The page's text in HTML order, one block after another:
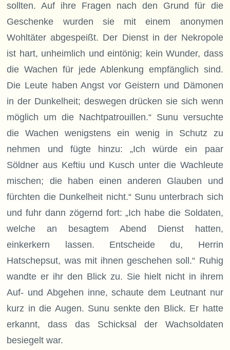
sollten. Auf ihre Fragen nach den Grund für die
Geschenke wurden sie mit einem anonymen
Wohltäter abgespeißt. Der Dienst in der Nekropole
ist hart, unheimlich und eintönig; kein Wunder, dass
die Wachen für jede Ablenkung empfänglich sind.
Die Leute haben Angst vor Geistern und Dämonen
in der Dunkelheit; deswegen drücken sie sich wenn
möglich um die Nachtpatrouillen.“ Sunu versuchte
die Wachen wenigstens ein wenig in Schutz zu
nehmen und fügte hinzu: „Ich würde ein paar
Söldner aus Keftiu und Kusch unter die Wachleute
mischen; die haben einen anderen Glauben und
fürchten die Dunkelheit nicht.“ Sunu unterbrach sich
und fuhr dann zögernd fort: „Ich habe die Soldaten,
welche an besagtem Abend Dienst hatten,
einkerkern lassen. Entscheide du, Herrin
Hatschepsut, was mit ihnen geschehen soll.“ Ruhig
wandte er ihr den Blick zu. Sie hielt nicht in ihrem
Auf- und Abgehen inne, schaute dem Leutnant nur
kurz in die Augen. Sunu senkte den Blick. Er hatte
erkannt, dass das Schicksal der Wachsoldaten
besiegelt war.